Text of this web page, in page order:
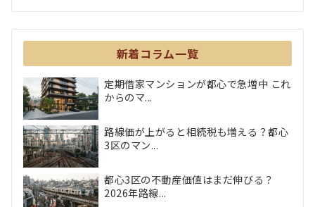
新着コラム一覧
定期借家マンションが都心で急増中 これ
からのマ...
路線価が上がると相続税も増える？都心
3区のマン...
都心3区の不動産価値はまだ伸びる？
2026年路線...